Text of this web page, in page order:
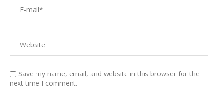
Save my name, email, and website in this browser for the
next time I comment.